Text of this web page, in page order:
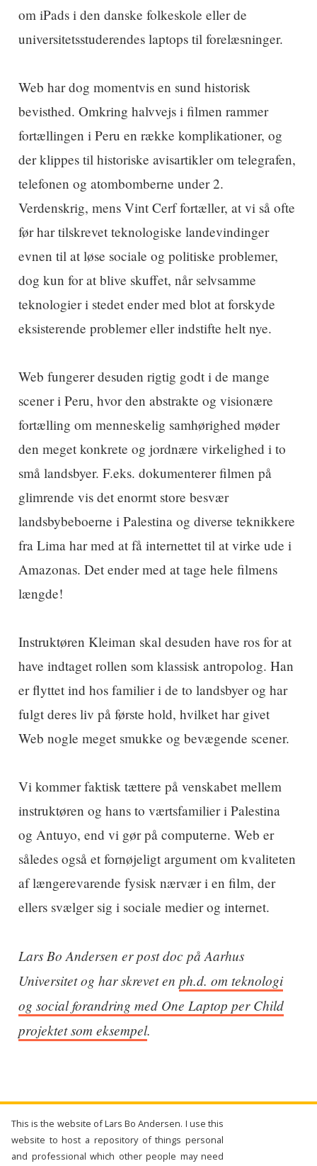
om iPads i den danske folkeskole eller de
universitetsstuderendes laptops til forelæsninger.
Web har dog momentvis en sund historisk
bevisthed. Omkring halvvejs i filmen rammer
fortællingen i Peru en række komplikationer, og
der klippes til historiske avisartikler om telegrafen,
telefonen og atombomberne under 2.
Verdenskrig, mens Vint Cerf fortæller, at vi så ofte
før har tilskrevet teknologiske landevindinger
evnen til at løse sociale og politiske problemer,
dog kun for at blive skuffet, når selvsamme
teknologier i stedet ender med blot at forskyde
eksisterende problemer eller indstifte helt nye.
Web fungerer desuden rigtig godt i de mange
scener i Peru, hvor den abstrakte og visionære
fortælling om menneskelig samhørighed møder
den meget konkrete og jordnære virkelighed i to
små landsbyer. F.eks. dokumenterer filmen på
glimrende vis det enormt store besvær
landsbybeboerne i Palestina og diverse teknikkere
fra Lima har med at få internettet til at virke ude i
Amazonas. Det ender med at tage hele filmens
længde!
Instruktøren Kleiman skal desuden have ros for at
have indtaget rollen som klassisk antropolog. Han
er flyttet ind hos familier i de to landsbyer og har
fulgt deres liv på første hold, hvilket har givet
Web nogle meget smukke og bevægende scener.
Vi kommer faktisk tættere på venskabet mellem
instruktøren og hans to værtsfamilier i Palestina
og Antuyo, end vi gør på computerne. Web er
således også et fornøjeligt argument om kvaliteten
af længerevarende fysisk nærvær i en film, der
ellers svælger sig i sociale medier og internet.
Lars Bo Andersen er post doc på Aarhus
Universitet og har skrevet en ph.d. om teknologi
og social forandring med One Laptop per Child
projektet som eksempel.
This is the website of Lars Bo Andersen. I use this
website to host a repository of things personal
and professional which other people may need